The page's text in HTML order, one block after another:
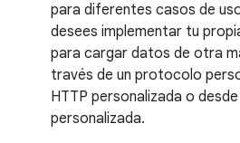
para diferentes casos de
desees implementar tu
para cargar datos de otra
través de un protocolo
HTTP personalizada o
personalizada.